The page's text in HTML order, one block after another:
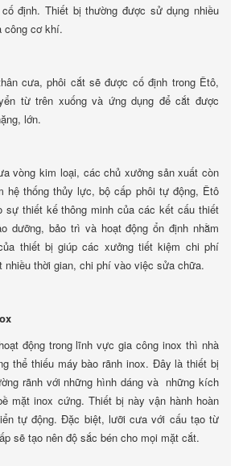
định. Thiết bị thường được sử dụng nhiều
công cơ khí.
cưa, phôi cắt sẽ được cố định trong Êtô,
từ trên xuống và ứng dụng để cắt được
lớn.
vòng kim loại, các chủ xưởng sản xuất còn
hệ thống thủy lực, bộ cấp phôi tự động, Êtô
thiết kế thông minh của các kết cấu thiết
dưỡng, bảo trì và hoạt động ổn định nhằm
thiết bị giúp các xưởng tiết kiệm chi phí
nhiều thời gian, chi phí vào việc sửa chữa.
động trong lĩnh vực gia công inox thì nhà
thể thiếu máy bào rãnh inox. Đây là thiết bị
rãnh với những hình dáng và những kích
mặt inox cứng. Thiết bị này vận hành hoàn
tự động. Đặc biệt, lưỡi cưa với cấu tạo từ
sẽ tạo nên độ sắc bén cho mọi mặt cắt.